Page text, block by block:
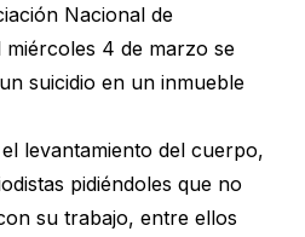
Nacional de
miércoles 4 de marzo se
suicidio en un inmueble
levantamiento del cuerpo,
pidiéndoles que no
su trabajo, entre ellos